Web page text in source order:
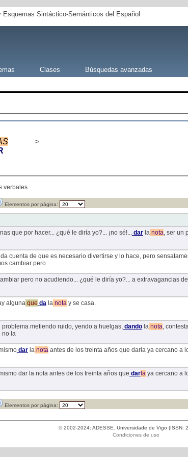
Sintáctico-Semánticos del Español
Clases Búsquedas avanzadas
>
verbales
Elementos por página:
que por hacer... ¿qué le diría yo?... ¡no sé!...darlanota, ser un
cuenta de que es necesario divertirse y lo hace, pero
cambiar pero
pero no acudiendo... ¿qué le diría yo?... a extravagancias
algunaque dalanotay se casa.
problema metiendo ruido, yendo a huelgas,dandolanota,
no la
darlanotaantes de los treinta años que darla ya cercano a
dar la nota antes de los treinta años que darlaya cercano a
Elementos por página:
© 2002-2024: ADESSE. Universidade de Vigo (ISSN:
Condiciones de uso